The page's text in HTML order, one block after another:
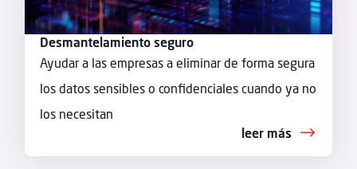
Desmantelamiento seguro
Ayudar a las empresas a eliminar de forma segura
los datos sensibles o confidenciales cuando ya no
los necesitan
leer más